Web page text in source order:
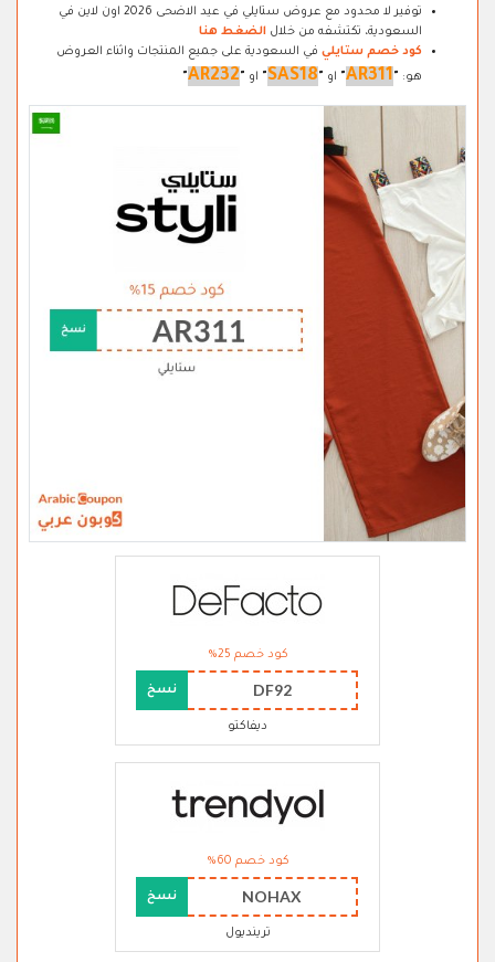
توفير لا محدود مع عروض ستايلي في عيد الاضحى 2026 اون لاين في
السعودية، تكتشفه من خلال الضغط هنا
كود خصم ستايلي في السعودية على جميع المنتجات واثناء العروض
هو: "
AR311
" او "
SAS18
" او "
AR232
"
كود خصم 25%
DF92 نسخ
ديفاكتو
كود خصم 60%
NOHAX نسخ
ترينديول